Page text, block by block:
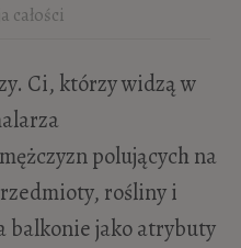
całości
Ci, którzy widzą w
polujących na
rośliny i
balkonie jako atrybuty